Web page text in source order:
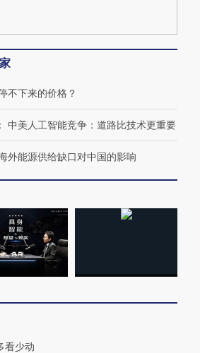
7万
含3种
泽连斯基密集出访美英 索
链博
”接产
不下来的价格？
： 中美人工智能竞争：道路比技术更重要
外能源供给缺口对中国的影响
看少动